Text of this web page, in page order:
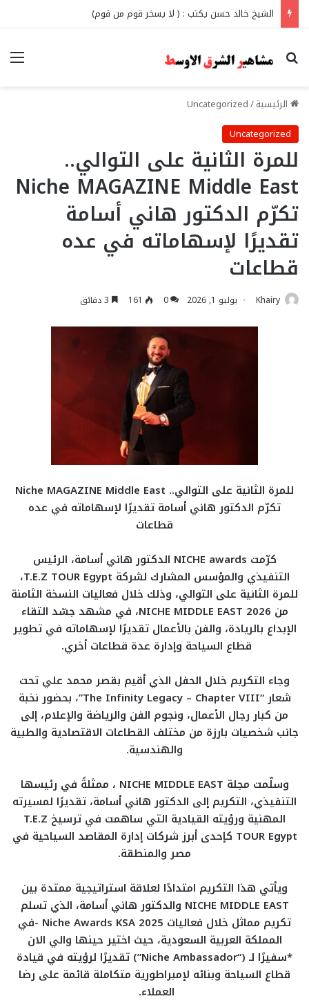
الشيخ خالد حسن يكتب : ( لا يسخر قوم من قوم)
بحث عن
الرئيسية/
Uncategorized
Uncategorized
للمرة الثانية على التوالي..
Niche MAGAZINE Middle East
تكرّم الدكتور هاني أسامة
تقديرًا لإسهاماته في عده
قطاعات
Khairy يوليو 1, 2026 0
161
للمرة الثانية على التوالي.. Niche MAGAZINE Middle East
تكرّم الدكتور هاني أسامة تقديرًا لإسهاماته في عده
قطاعات
كرّمت NICHE awards الدكتور هاني أسامة، الرئيس
التنفيذي والمؤسس المشارك لشركة T.E.Z TOUR Egypt،
للمرة الثانية على التوالي، وذلك خلال فعاليات النسخة الثامنة
من NICHE MIDDLE EAST 2026، في مشهد جسّد التقاء
الإبداع بالريادة، والفن بالأعمال تقديرًا لإسهاماته في تطوير
قطاع السياحة وإدارة عدة قطاعات أخري.
وجاء التكريم خلال الحفل الذي أقيم بقصر محمد علي تحت
شعار “The Infinity Legacy – Chapter VIII”، بحضور نخبة
من كبار رجال الأعمال، ونجوم الفن والرياضة والإعلام، إلى
جانب شخصيات بارزة من مختلف القطاعات الاقتصادية والطبية
والهندسية.
وسلّمت مجلة NICHE MIDDLE EAST ، ممثلةً في رئيسها
التنفيذي، التكريم إلى الدكتور هاني أسامة، تقديرًا لمسيرته
المهنية ورؤيته القيادية التي ساهمت في ترسيخ T.E.Z
TOUR Egypt كإحدى أبرز شركات إدارة المقاصد السياحية في
مصر والمنطقة.
ويأتي هذا التكريم امتدادًا لعلاقة استراتيجية ممتدة بين
NICHE MIDDLE EAST والدكتور هاني أسامة، الذي تسلم
تكريم مماثل خلال فعاليات Niche Awards KSA 2025 -في
المملكة العربية السعودية، حيث اختير حينها والي الان
*سفيرًا لـ (“Niche Ambassador”) تقديرًا لرؤيته في قيادة
قطاع السياحة وبنائه لإمبراطورية متكاملة قائمة على رضا
العملاء.